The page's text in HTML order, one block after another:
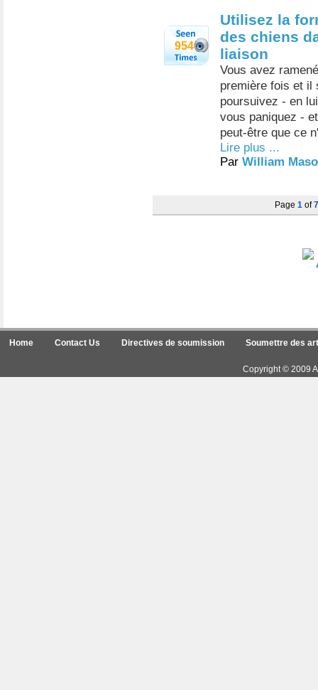
954
Utilisez la
des chiens
liaison
Vous avez
première fois et il
poursuivez - en
vous paniquez -
peut-être que ce
Lire plus ...
Par William
Page 1 of7
Home Contact Us Directives de soumission Soumettre des
Copyright © 2009